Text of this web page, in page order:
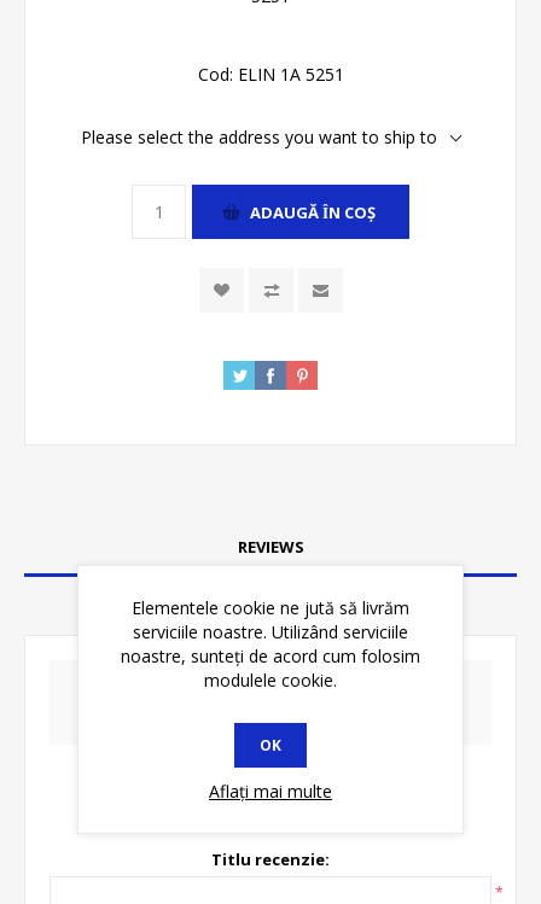
Cod: ELIN 1A 5251
Please select the address you want to ship to
ADAUGĂ ȊN COŞ
REVIEWS
CONTACT
Product can be reviewed only after purchasing it
Numai clienții înregistrați pot scrie recenzii
Titlu recenzie:
*
Elementele cookie ne jută să livrăm
serviciile noastre. Utilizând serviciile
noastre, sunteți de acord cum folosim
modulele cookie.
OK
Aflați mai multe